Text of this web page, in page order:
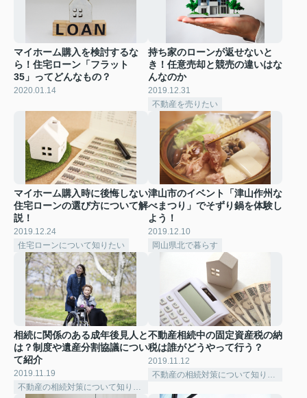
マイホーム購入を検討するな
ら！住宅ローン「フラット
35」ってどんなもの？
2020.01.14
持ち家のローンが返せないと
き！任意売却と競売の違いはな
んなのか
2019.12.31
不動産を売りたい
マイホーム購入時に後悔しない
住宅ローンの選び方について解
説！
2019.12.24
住宅ローンについて知りたい
津山市のイベント「津山作州な
べまつり」でそずり鍋を体験し
よう！
2019.12.10
岡山県北で暮らす
相続に関係のある成年後見人と
は？制度や遺産分割協議につい
て紹介
2019.11.19
不動産相続中の固定資産税の納
税は誰がどうやって行う？
2019.11.12